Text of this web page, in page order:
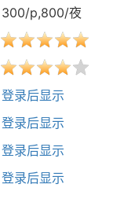
300/p,800/夜
登录后显示
登录后显示
登录后显示
登录后显示